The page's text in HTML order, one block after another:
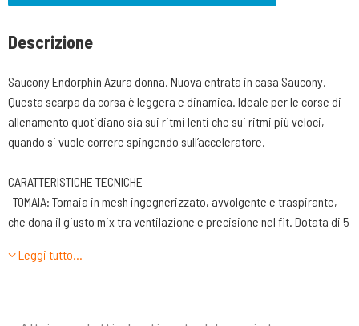
Descrizione
Saucony Endorphin Azura donna. Nuova entrata in casa Saucony.
Questa scarpa da corsa è leggera e dinamica. Ideale per le corse di
allenamento quotidiano sia sui ritmi lenti che sui ritmi più veloci,
quando si vuole correre spingendo sull’acceleratore.
CARATTERISTICHE TECNICHE
-TOMAIA: Tomaia in mesh ingegnerizzato, avvolgente e traspirante,
che dona il giusto mix tra ventilazione e precisione nel fit. Dotata di 5
precisa. Inserimento di rinforzi termoplastici di rinforzo laterale.
pressione sul piede.
Leggi tutto…